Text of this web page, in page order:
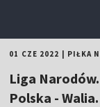
01 CZE 2022 PIŁKA
Liga
Polska -